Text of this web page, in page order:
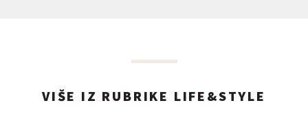
VIŠE IZ RUBRIKE LIFE&STYLE